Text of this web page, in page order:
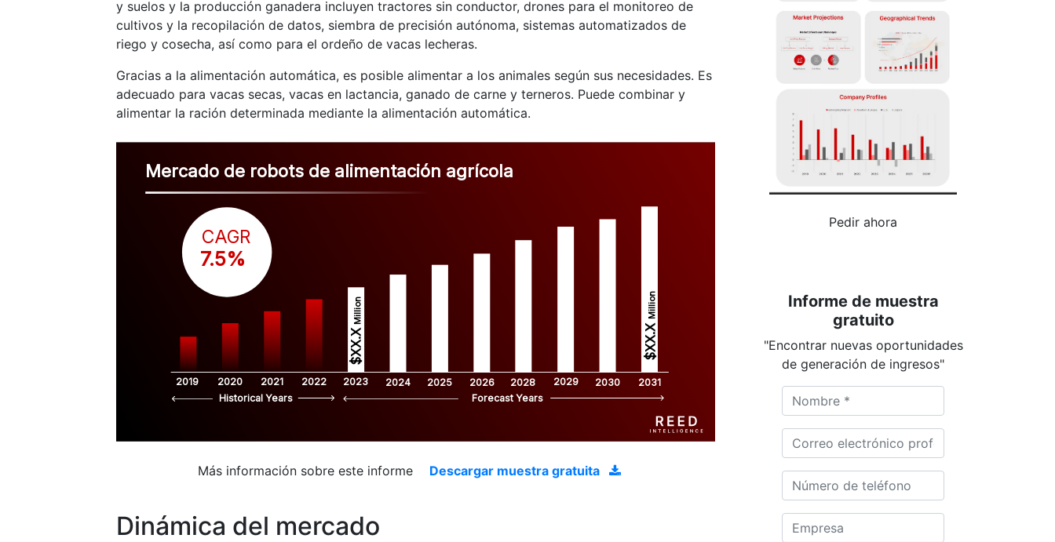
y suelos y la producción ganadera incluyen tractores sin conductor, drones para el monitoreo de
cultivos y la recopilación de datos, siembra de precisión autónoma, sistemas automatizados de
riego y cosecha, así como para el ordeño de vacas lecheras.
Gracias a la alimentación automática, es posible alimentar a los animales según sus necesidades. Es
adecuado para vacas secas, vacas en lactancia, ganado de carne y terneros. Puede combinar y
alimentar la ración determinada mediante la alimentación automática.
Mercado de robots de alimentación agrícola
2019 2020 2021 2022 2023 2024 2025 2026 2028 2029 2030 2031
$XX.X
Million
$XX.X
Million
CAGR
7.5%
Historical Years Forecast Years
Más información sobre este informe Descargar muestra gratuita
Dinámica del mercado
Pedir ahora
Informe de muestra
gratuito
"Encontrar nuevas oportunidades
de generación de ingresos"